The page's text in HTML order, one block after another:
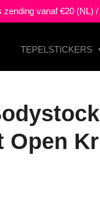
zending vanaf €20 (NL)
TEPELSTICKERS
Open